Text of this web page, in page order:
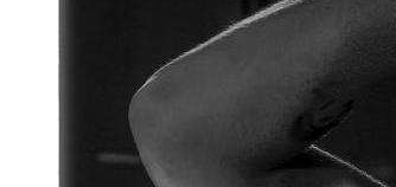
Vorige